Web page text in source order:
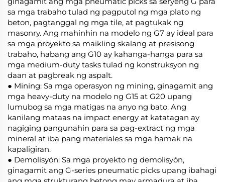
sa mga trabaho tulad ng pagputol ng mga plato ng
beton, pagtanggal ng mga tile, at pagtukak ng
masonry. Ang mahinhin na modelo ng G7 ay ideal para
sa mga proyekto sa maikling skalang at presisong
trabaho, habang ang G10 ay kahanga-hanga para sa
mga medium-duty tasks tulad ng konstruksyon ng
daan at pagbreak ng aspalt.
● Mining: Sa mga operasyon ng mining, ginagamit ang
mga heavy-duty na modelo ng G15 at G20 upang
lumubog sa mga matigas na anyo ng bato. Ang
kanilang mataas na impact energy at katatagan ay
nagiging pangunahin para sa pag-extract ng mga
mineral at iba pang materiales sa mga hamak na
kapaligiran.
● Demolisyón: Sa mga proyekto ng demolisyón,
ginagamit ang G-series pneumatic picks upang ibahagi